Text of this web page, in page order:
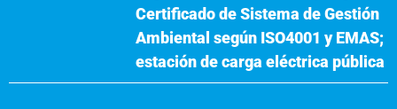
Certificado de Sistema de Gestión
Ambiental según ISO4001 y EMAS;
estación de carga eléctrica pública